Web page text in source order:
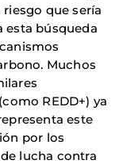
que sería
esta búsqueda
Muchos
REDD+) ya
este
por los
lucha contra